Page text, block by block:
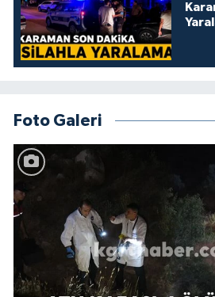
Foto Galeri